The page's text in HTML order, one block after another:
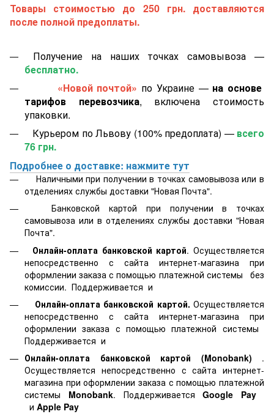
Товары стоимостью до 250 грн. доставляются
после полной предоплаты.
Получение на наших точках самовывоза —
бесплатно.
«Новой почтой» по Украине — на основе
тарифов перевозчика, включена стоимость
упаковки.
Курьером по Львову (100% предоплата) — всего
76 грн.
Подробнее о доставке: нажмите тут
Наличными при получении в точках самовывоза или в
отделениях службы доставки "Новая Почта".
Банковской картой при получении в точках
самовывоза или в отделениях службы доставки "Новая
Почта".
Онлайн-оплата банковской картой. Осуществляется
непосредственно с сайта интернет-магазина при
оформлении заказа с помощью платежной системы
без
комиссии. Поддерживается и
Онлайн-оплата банковской картой. Осуществляется
непосредственно с сайта интернет-магазина при
оформлении заказа с помощью платежной системы
Поддерживается и
Онлайн-оплата банковской картой
(Monobank) .
Осуществляется непосредственно с сайта интернет-
магазина при оформлении заказа с помощью платежной
системы Monobank. ПоддерживаетсяGoogle Pay
и Apple Pay